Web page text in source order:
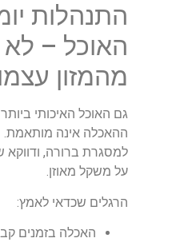
התנהלות
האוכל –
מהמזון
גם האוכל האיכותי
ההאכלה אינה מותאמת.
למסגרת ברורה,
על משקל מאוזן.
הרגלים שכדאי לאמץ:
האכלה בזמנים